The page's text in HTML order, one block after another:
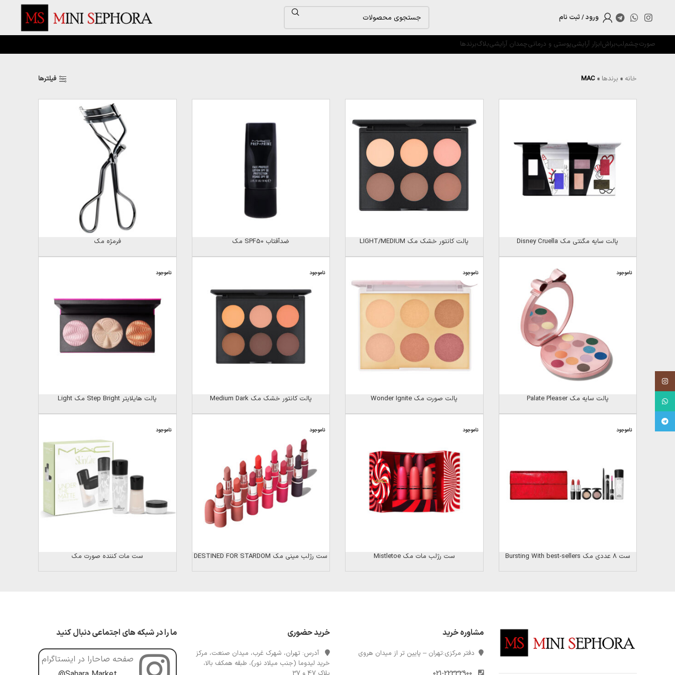
ورود / ثبت نام
صورتچشملببراشابزار آرایشیپوستی و درمانیچمدان آرایشیبلاگبرندها
خانه » برندها »
MAC فیلترها
پالت سایه مگنتی مک Disney Cruella پالت کانتور خشک مک LIGHT/MEDIUM ضدآفتاب SPF50 مک فرمژه مک
ناموجود
پالت سایه مک Palate Pleaser
ناموجود
پالت صورت مک Wonder Ignite
ناموجود
پالت کانتور خشک مک Medium Dark
ناموجود
پالت هایلایتر Step Bright مک Light
ناموجود
ست 8 عددی مک Bursting With best-sellers
ناموجود
ست رژلب مات مک Mistletoe
ناموجود
ست رژلب مینی مک DESTINED FOR STARDOM
ناموجود
ست مات کننده صورت مک
مشاوره خرید
دفتر مرکزی:تهران – پایین تر از میدان هروی
خرید حضوری
آدرس: تهران، شهرک غرب، میدان صنعت، مرکز
خرید لیدوما (جنب میلاد نور)، طبقه همکف بالا،
ما را در شبکه های اجتماعی دنبال کنید
صفحه صاحارا در اینستاگرام